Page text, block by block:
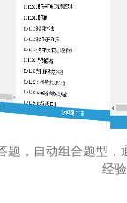
题，自动组合题型
经